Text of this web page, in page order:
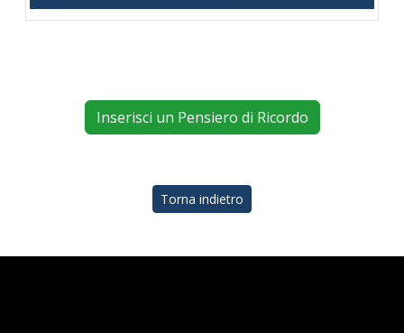
Inserisci un Pensiero di Ricordo
Torna indietro